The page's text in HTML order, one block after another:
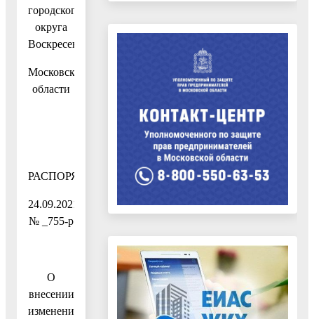
городского
округа
Воскресенск
Московской
области
РАСПОРЯЖЕНИЕ
24.09.2021
№ _755-р
О
внесении
изменения